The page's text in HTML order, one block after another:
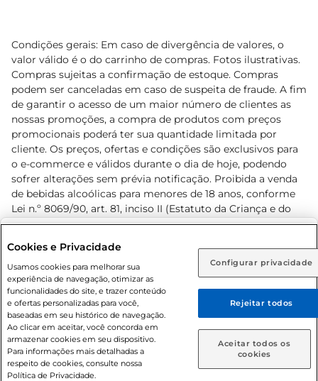
Rio de Janeiro (RJ) Goiás (GO)
Ou
Caso queira comprar online, informe como deseja receber
suas compras:
Entrega em casa Retire em Loja
Condições gerais: Em caso de divergência de valores, o
valor válido é o do carrinho de compras. Fotos ilustrativas.
Compras sujeitas a confirmação de estoque. Compras
podem ser canceladas em caso de suspeita de fraude. A fim
de garantir o acesso de um maior número de clientes as
nossas promoções, a compra de produtos com preços
promocionais poderá ter sua quantidade limitada por
cliente. Os preços, ofertas e condições são exclusivos para
o e-commerce e válidos durante o dia de hoje, podendo
sofrer alterações sem prévia notificação. Proibida a venda
de bebidas alcoólicas para menores de 18 anos, conforme
Lei n.º 8069/90, art. 81, inciso II (Estatuto da Criança e do
Adolescente). Preços e condições exclusivos para o
prévio. O valor mínimo para as compras on-line é de R$
80,00.
© 2026 Copyright. Todos os direitos
reservados Prezunic.
Cookies e Privacidade
Usamos cookies para melhorar sua
experiência de navegação, otimizar as
funcionalidades do site, e trazer conteúdo
e ofertas personalizadas para você,
baseadas em seu histórico de navegação.
Ao clicar em aceitar, você concorda em
armazenar cookies em seu dispositivo.
Para informações mais detalhadas a
respeito de cookies, consulte nossa
Política de Privacidade.
Configurar privacidade
Rejeitar todos
Aceitar todos os
cookies